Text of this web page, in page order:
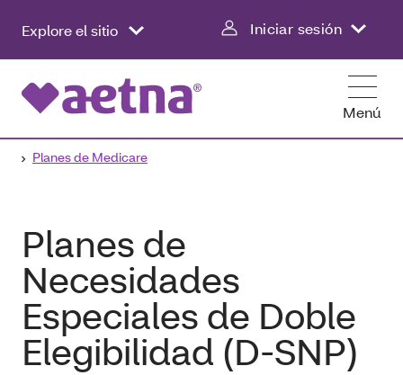
Explore el sitio Iniciar sesión
Menú
Planes de Medicare
Planes de
Necesidades
Especiales de Doble
Elegibilidad (D‑SNP)